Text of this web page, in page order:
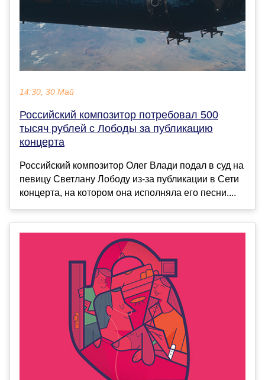
14:30, 30 Май
Российский композитор потребовал 500
тысяч рублей с Лободы за публикацию
концерта
Российский композитор Олег Влади подал в суд на
певицу Светлану Лободу из-за публикации в Сети
концерта, на котором она исполняла его песни....